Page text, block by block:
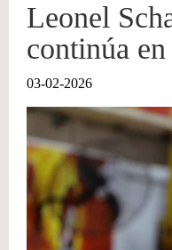
Leonel
continúa
03-02-2026